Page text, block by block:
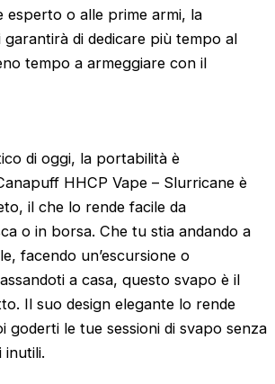
esperto o alle prime armi, la
garantirà di dedicare più tempo al
tempo a armeggiare con il
di oggi, la portabilità è
HHCP Vape – Slurricane è
il che lo rende facile da
o in borsa. Che tu stia andando a
facendo un’escursione o
a casa, questo svapo è il
Il suo design elegante lo rende
goderti le tue sessioni di svapo senza
inutili.